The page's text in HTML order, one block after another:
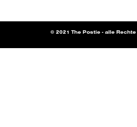
© 2021 The Postie - alle